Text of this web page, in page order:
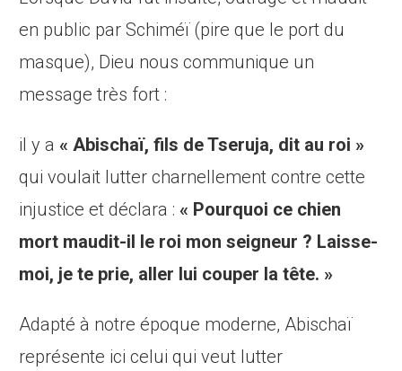
en public par Schiméï (pire que le port du
masque), Dieu nous communique un
message très fort :
il y a« Abischaï, fils de Tseruja, dit au roi »
qui voulait lutter charnellement contre cette
injustice et déclara :« Pourquoi ce chien
mort maudit-il le roi mon seigneur ? Laisse-
moi, je te prie, aller lui couper la tête. »
Adapté à notre époque moderne, Abischaï
représente ici celui qui veut lutter